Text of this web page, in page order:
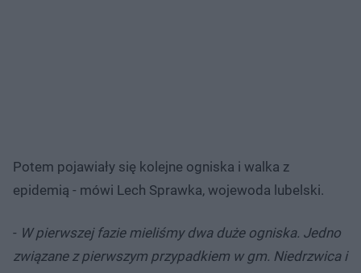
Potem pojawiały się kolejne ogniska i walka z
epidemią - mówi Lech Sprawka, wojewoda lubelski.
- W pierwszej fazie mieliśmy dwa duże ogniska. Jedno
związane z pierwszym przypadkiem w gm. Niedrzwica i